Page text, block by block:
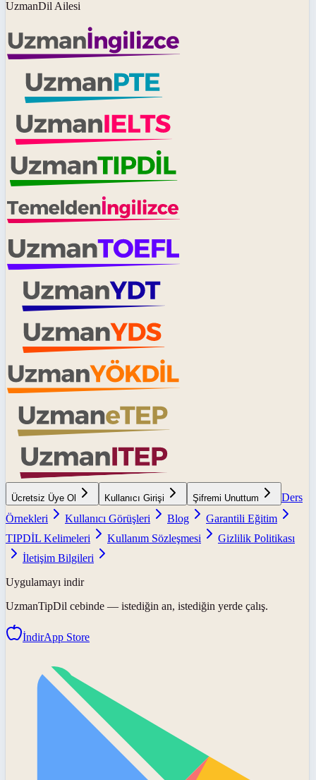
UzmanDil Ailesi
Ücretsiz Üye Ol Kullanıcı Girişi Şifremi Unuttum
Ders
Örnekleri
Kullanıcı Görüşleri Blog
Garantili Eğitim
TIPDİL Kelimeleri
Kullanım Sözleşmesi
Gizlilik Politikası
İletişim Bilgileri
Uygulamayı indir
UzmanTipDil cebinde — istediğin an, istediğin yerde çalış.
İndirApp Store